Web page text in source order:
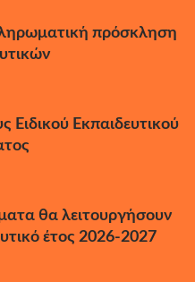
πρόσκληση
Ειδικού Εκπαιδευτικού
θα λειτουργήσουν
έτος 2026-2027